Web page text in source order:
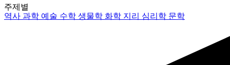
주제별
역사과학 예술 수학생물학 화학 지리 심리학 문학